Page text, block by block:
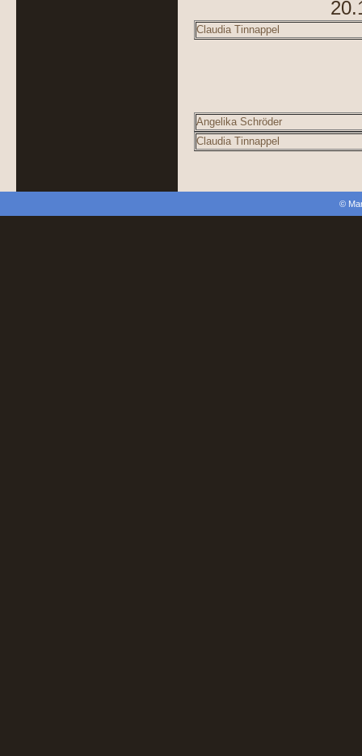
Claudia Tinnappel
Angelika Schröder
Claudia Tinnappel
©